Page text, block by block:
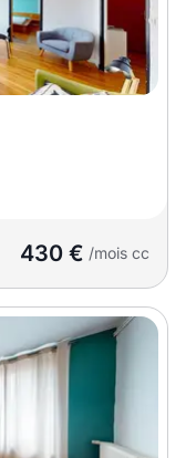
430 € /mois cc